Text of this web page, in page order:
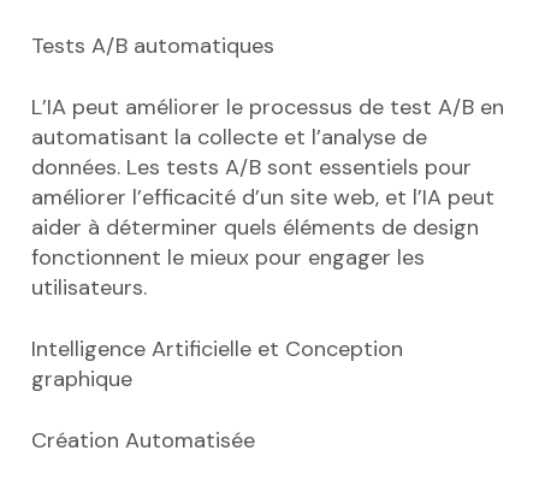
Tests A/B automatiques
L’IA peut améliorer le processus de test A/B en
automatisant la collecte et l’analyse de
données. Les tests A/B sont essentiels pour
améliorer l’efficacité d’un site web, et l’IA peut
aider à déterminer quels éléments de design
fonctionnent le mieux pour engager les
utilisateurs.
Intelligence Artificielle et Conception
graphique
Création Automatisée